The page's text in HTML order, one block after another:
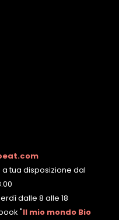
tua disposizione dal
dalle 8 alle 18
"Il mio mondo Bio